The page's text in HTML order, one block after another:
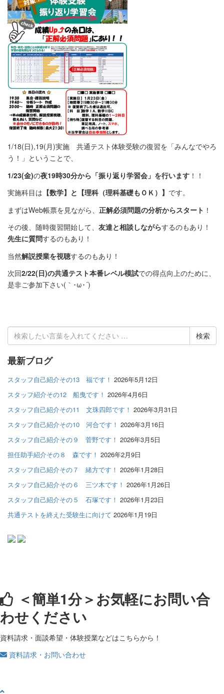
1/18(日),19(月)実施 共通テスト体験受験の復習を「みんなでやろ
う！」ということで、
1/23(金)の夜19時30分から「振り返り学習会」を行います ！！
実施科目は 【数学】と【理科（理科基礎もＯＫ）】 です。
まずはWeb帳票を見ながら、 正解必須問題の分析からスタート ！
その後、随時復習開始して、 友達と相談しながらするのもあり！
先生に質問するのもあり！
当然解説授業を視聴するのもあり！
次回2/22(日)の共通テスト本番レベル模試での得点向上のために、
是非ご参加下さい(｀･ω･´)ゞ
検
索
果:
最新ブログ
スタッフ自己紹介その13 福です！ 2026年5月12日
スタッフ紹介その12 船曳です！ 2026年4月6日
スタッフ自己紹介その11 文珠四郎です！ 2026年3月31日
スタッフ自己紹介その10 河合です！ 2026年3月16日
スタッフ自己紹介その９ 菅野です！ 2026年3月5日
担任助手紹介その８ 森です！ 2026年2月9日
スタッフ自己紹介その７ 緒方です！ 2026年1月28日
スタッフ自己紹介その６ 三ツ木です！ 2026年1月26日
スタッフ自己紹介その５ 石塚です！ 2026年1月23日
共通テストを終えた受験生に向けて 2026年1月19日
＜簡単1分＞お気軽にお問い合
わせください
資料請求・面談希望・体験授業などはこちらから！
資料請求・お問い合わせ